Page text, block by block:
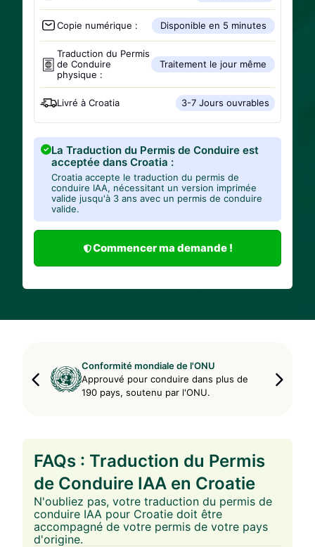
Copie numérique : Disponible en 5 minutes
Traduction du Permis
de Conduire
physique :
Traitement le jour même
Livré à Croatia 3-7 Jours ouvrables
La Traduction du Permis de Conduire est
acceptée dans Croatia :
Croatia accepte le traduction du permis de
conduire IAA, nécessitant un version imprimée
valide jusqu'à 3 ans avec un permis de conduire
valide.
Commencer ma demande !
Conformité mondiale de l'ONU
Approuvé pour conduire dans plus de
190 pays, soutenu par l'ONU.
FAQs : Traduction du Permis
de Conduire IAA en Croatie
N'oubliez pas, votre traduction du permis de
conduire IAA pour Croatie doit être
accompagné de votre permis de votre pays
d'origine.